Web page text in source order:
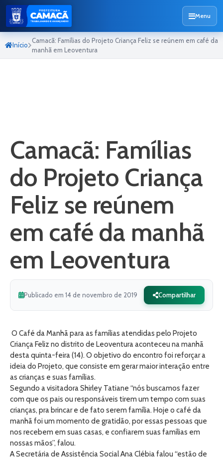
Menu
Início
Camacã: Famílias do Projeto Criança Feliz se reúnem em café da
manhã em Leoventura
Camacã: Famílias
do Projeto Criança
Feliz se reúnem
em café da manhã
em Leoventura
Publicado em 14 de novembro de 2019 Compartilhar
O Café da Manhã para as famílias atendidas pelo Projeto
Criança Feliz no distrito de Leoventura aconteceu na manhã
desta quinta-feira (14). O objetivo do encontro foi reforçar a
ideia do Projeto, que consiste em gerar maior interação entre
as crianças e suas famílias.
Segundo a visitadora Shirley Tatiane “nós buscamos fazer
com que os pais ou responsáveis tirem um tempo com suas
crianças, pra brincar e de fato serem família. Hoje o café da
manhã foi um momento de gratidão, por essas pessoas que
nos recebem em suas casas, e confiarem suas famílias em
nossas mãos”, falou.
A Secretária de Assistência Social Ana Clébia falou “estão de